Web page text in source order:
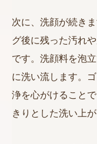
次に、洗顔が続き
グ後に残った汚れ
です。洗顔料を泡
に洗い流します。
浄を心がけること
きりとした洗い上